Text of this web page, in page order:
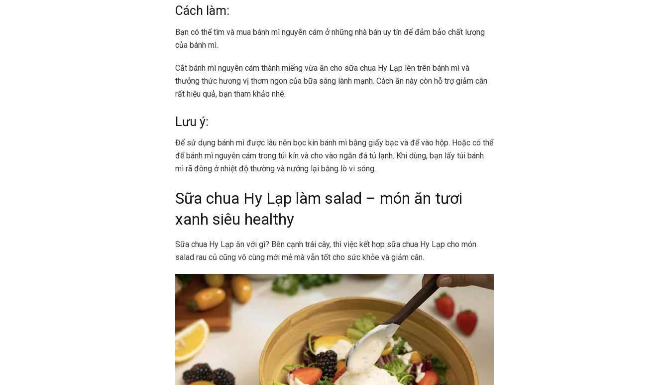
Cách làm:
Bạn có thể tìm và mua bánh mì nguyên cám ở những nhà bán uy tín để đảm bảo chất lượng
của bánh mì.
Cắt bánh mì nguyên cám thành miếng vừa ăn cho sữa chua Hy Lạp lên trên bánh mì và
thưởng thức hương vị thơm ngon của bữa sáng lành mạnh. Cách ăn này còn hỗ trợ giảm cân
rất hiệu quả, bạn tham khảo nhé.
Lưu ý:
Để sử dụng bánh mì được lâu nên bọc kín bánh mì bằng giấy bạc và để vào hộp. Hoặc có thể
để bánh mì nguyên cám trong túi kín và cho vào ngăn đá tủ lạnh. Khi dùng, bạn lấy túi bánh
mì rã đông ở nhiệt độ thường và nướng lại bằng lò vi sóng.
Sữa chua Hy Lạp làm salad – món ăn tươi
xanh siêu healthy
Sữa chua Hy Lạp ăn với gì? Bên cạnh trái cây, thì việc kết hợp sữa chua Hy Lạp cho món
salad rau củ cũng vô cùng mới mẻ mà vẫn tốt cho sức khỏe và giảm cân.